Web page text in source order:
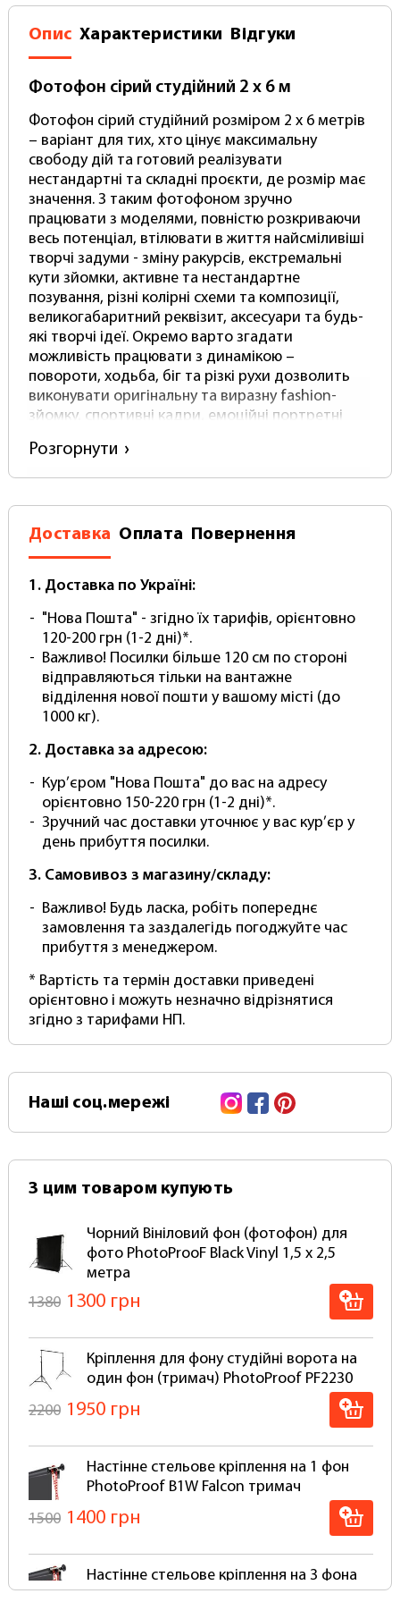
Опис Характеристики Відгуки
Фотофон сірий студійний 2 х 6 м
Фотофон сірий студійний розміром 2 х 6 метрів
– варіант для тих, хто цінує максимальну
свободу дій та готовий реалізувати
нестандартні та складні проєкти, де розмір має
значення. З таким фотофоном зручно
працювати з моделями, повністю розкриваючи
весь потенціал, втілювати в життя найсміливіші
творчі задуми - зміну ракурсів, екстремальні
кути зйомки, активне та нестандартне
позування, різні колірні схеми та композиції,
великогабаритний реквізит, аксесуари та будь-
які творчі ідеї. Окремо варто згадати
можливість працювати з динамікою –
повороти, ходьба, біг та різкі рухи дозволить
виконувати оригінальну та виразну fashion-
зйомку, спортивні кадри, емоційні портретні
наповнена життям та енергією, створюючи
відчуття справжньої реальності. Фотофон сірий
найвибагливіших замовників і наблизитися до
того ідеального кадру.
Основні характеристики фотофону
студійного 2 х 6 метрів:
Ширина – 2 метри
Довжина (висота) – 6 метрів
Товщина – близько 0.5 мм
Щільність – від 500 (справжній вініловий фон
НЕ може мати щільність нижче)
Колір – сірий (це НЕ фарбування поверхні –
весь матеріал повністю пігментований)
Поверхня - матова з покриттям антивідблиску
Матеріал – вініл (не плутайте з
поліпропіленом, вініл набагато кращий)
У комплект - міцний тубус для зберігання та
Фотофон постачається в рулоні
Фотофон без складок, швів і не мнеться
Легкий догляд та очищення – достатньо
протирати вологою губкою
Комплектація:
вініловий фон
тубус для зберігання та транспортування
(Увага! Кріплення та тримачі для фотофону
Даний фотофон студійний у базовій
комплектації підходить для встановлення в
систему кріплень типу "Ворота" або на
перекладину.
Для встановлення фотофону в систему
знадобиться алюмінієва основа для
намотування, згортання та розгортання в рулон
за допомогою ланцюжка. У нашій компанії
кріплення, яке буде готове до роботи відразу
Вініловий фотофон студійний згортається в
рулон для зберігання та транспортування в
тубусі, що дозволяє уникнути дефектів та
заломів – тому ми відправляємо вінілові
Вініловий студійний фотофон можна
використовувати з різними студійними
системами кріплень, призначених, у тому числі і
для паперових фонів.
Чому краще вибирати вініловий
фотофон:
Розгорнути
Доставка Оплата Повернення
1. Доставка по Україні:
"Нова Пошта" - згідно їх тарифів, орієнтовно
120-200 грн (1-2 дні)*.
Важливо! Посилки більше 120 см по стороні
відправляються тільки на вантажне
відділення нової пошти у вашому місті (до
1000 кг).
2. Доставка за адресою:
Кур’єром "Нова Пошта" до вас на адресу
орієнтовно 150-220 грн (1-2 дні)*.
Зручний час доставки уточнює у вас кур’єр у
день прибуття посилки.
3. Самовивоз з магазину/складу:
Важливо! Будь ласка, робіть попереднє
замовлення та заздалегідь погоджуйте час
прибуття з менеджером.
* Вартість та термін доставки приведені
орієнтовно і можуть незначно відрізнятися
згідно з тарифами НП.
Наші соц.мережі InstagramFacebook
З цим товаром купують
Чорний Вініловий фон (фотофон) для
фото PhotoProoF Black Vinyl 1,5 х 2,5
метра
1380 1300 грн
Кріплення для фону студійні ворота на
один фон (тримач) PhotoProof PF2230
2200 1950 грн
Настінне стельове кріплення на 1 фон
PhotoProof B1W Falcon тримач
1500 1400 грн
Настінне стельове кріплення на 3 фона
PhotoProof B3W Falcon тримач